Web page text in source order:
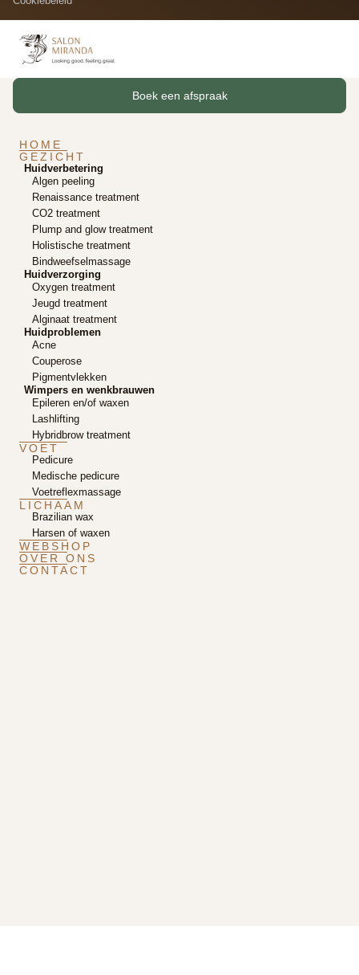
Boek een afspraak
HOME
GEZICHT
Huidverbetering
Algen peeling
Renaissance treatment
CO2 treatment
Plump and glow treatment
Holistische treatment
Bindweefselmassage
Huidverzorging
Oxygen treatment
Jeugd treatment
Alginaat treatment
Huidproblemen
Acne
Couperose
Pigmentvlekken
Wimpers en wenkbrauwen
Epileren en/of waxen
Lashlifting
Hybridbrow treatment
VOET
Pedicure
Medische pedicure
Voetreflexmassage
LICHAAM
Brazilian wax
Harsen of waxen
WEBSHOP
OVER ONS
CONTACT